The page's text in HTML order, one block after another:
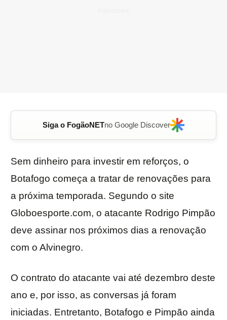
Siga o FogãoNETno Google Discover
Sem dinheiro para investir em reforços, o
Botafogo começa a tratar de renovações para
a próxima temporada. Segundo o site
Globoesporte.com, o atacante Rodrigo Pimpão
deve assinar nos próximos dias a renovação
com o Alvinegro.
O contrato do atacante vai até dezembro deste
ano e, por isso, as conversas já foram
iniciadas. Entretanto, Botafogo e Pimpão ainda